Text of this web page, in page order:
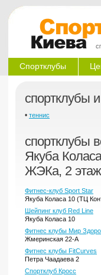
Спортклубы
спортклубы
• теннис
спортклубы
Якуба
ЖЭКа, 2
Фитнес-клуб Sport Star
Якуба Коласа 10 (ТЦ
Шейпинг клуб Red Line
Якуба Коласа 10
Фитнес клубы Мир
Жмеринская 22-А
Фитнес клубы FitCurves
Петра Чаадаева 2
Спортклуб Кросс